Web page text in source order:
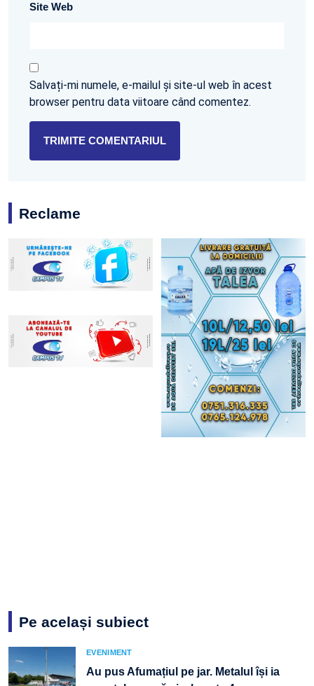
Site Web
Salvați-mi numele, e-mailul și site-ul web în acest
browser pentru data viitoare când comentez.
Reclame
Pe același subiect
EVENIMENT
Au pus Afumațiul pe jar. Metalul își ia